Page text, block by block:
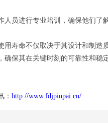
人员进行专业培训，确保他们了
用寿命不仅取决于其设计和制造
确保其在关键时刻的可靠性和稳定
： http://www.fdjpinpai.cn/